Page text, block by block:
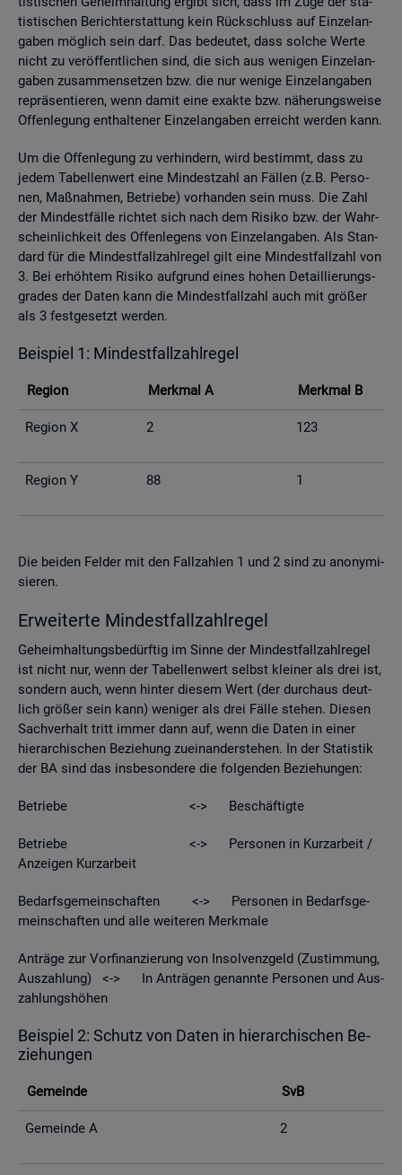
tis­ti­schen Be­richt­erstat­tung kein Rück­schluss auf Ein­zel­an­
ga­ben mög­lich sein darf. Das be­deu­tet, dass sol­che Werte
nicht zu ver­öf­fent­li­chen sind, die sich aus we­ni­gen Ein­zel­an­
ga­ben zu­sam­men­set­zen bzw. die nur we­ni­ge Ein­zel­an­ga­ben
re­prä­sen­tie­ren, wenn damit eine ex­ak­te bzw. nä­he­rungs­wei­se
Of­fen­le­gung ent­hal­te­ner Ein­zel­an­ga­ben er­reicht wer­den kann.
Um die Of­fen­le­gung zu ver­hin­dern, wird be­stimmt, dass zu
jedem Ta­bel­len­wert eine Min­dest­zahl an Fäl­len (z.B. Per­so­
nen, Maß­nah­men, Be­trie­be) vor­han­den sein muss. Die Zahl
der Min­dest­fäl­le rich­tet sich nach dem Ri­si­ko bzw. der Wahr­
schein­lich­keit des Of­fen­le­gens von Ein­zel­an­ga­ben. Als Stan­
dard für die Min­dest­fall­zahl­re­gel gilt eine Min­dest­fall­zahl von
3. Bei er­höh­tem Ri­si­ko auf­grund eines hohen De­tail­lie­rungs­
gra­des der Daten kann die Min­dest­fall­zahl auch mit grö­ßer
als 3 fest­ge­setzt wer­den.
Bei­spiel 1: Min­dest­fall­zahl­re­gel
Re­gi­on Merk­mal A Merk­mal B
Re­gi­on X 2 123
Re­gi­on Y 88 1
Die bei­den Fel­der mit den Fall­zah­len 1 und 2 sind zu an­ony­mi­
sie­ren.
Er­wei­ter­te Min­dest­fall­zahl­re­gel
Ge­heim­hal­tungs­be­dürf­tig im Sinne der Min­dest­fall­zahl­re­gel
ist nicht nur, wenn der Ta­bel­len­wert selbst klei­ner als drei ist,
son­dern auch, wenn hin­ter die­sem Wert (der durch­aus deut­
lich grö­ßer sein kann) we­ni­ger als drei Fälle ste­hen. Die­sen
Sach­ver­halt tritt immer dann auf, wenn die Daten in einer
hier­ar­chi­schen Be­zie­hung zu­ein­an­der­ste­hen. In der Sta­tis­tik
der BA sind das ins­be­son­de­re die fol­gen­den Be­zie­hun­gen:
Be­trie­be <-> Be­schäf­tig­te
Be­trie­be <-> Per­so­nen in Kurz­ar­beit /
An­zei­gen Kurz­ar­beit
Be­darfs­ge­mein­schaf­ten <-> Per­so­nen in Be­darfs­ge­
mein­schaf­ten und alle wei­te­ren Merk­ma­le
An­trä­ge zur Vor­fi­nan­zie­rung von In­sol­venz­geld (Zu­stim­mung,
Aus­zah­lung) <-> In An­trä­gen ge­nann­te Per­so­nen und Aus­
zah­lungs­hö­hen
Bei­spiel 2: Schutz von Daten in hier­ar­chi­schen Be­
zie­hun­gen
Ge­mein­de SvB
Ge­mein­de A 2